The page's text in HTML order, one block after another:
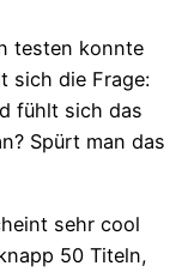
testen konnte
sich die Frage:
fühlt sich das
Spürt man das
sehr cool
50 Titeln,